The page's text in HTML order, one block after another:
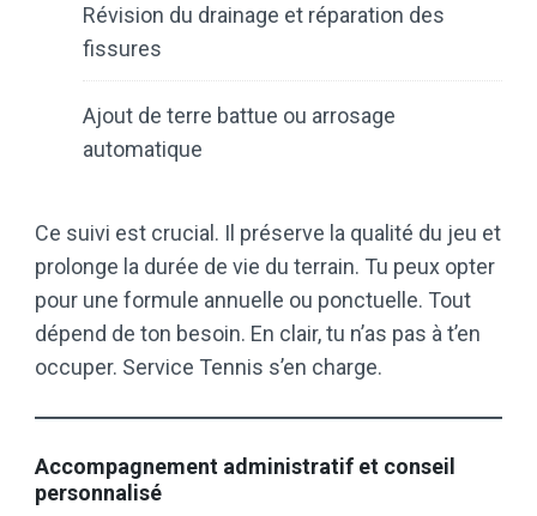
Révision du drainage et réparation des
fissures
Ajout de terre battue ou arrosage
automatique
Ce suivi est crucial. Il préserve la qualité du jeu et
prolonge la durée de vie du terrain. Tu peux opter
pour une formule annuelle ou ponctuelle. Tout
dépend de ton besoin. En clair, tu n’as pas à t’en
occuper. Service Tennis s’en charge.
Accompagnement administratif et conseil
personnalisé